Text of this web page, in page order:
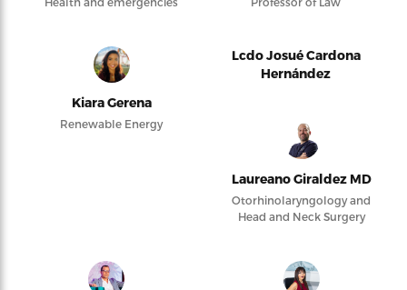
Kiara Gerena
Renewable Energy
Lcdo Josué Cardona
Hernández
Laureano Giraldez MD
Otorhinolaryngology and
Head and Neck Surgery